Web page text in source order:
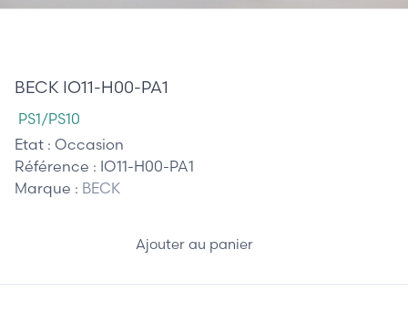
BECK IO11-H00-PA1
PS1/PS10
Etat : Occasion
Référence : IO11-H00-PA1
Marque : BECK
Ajouter au panier